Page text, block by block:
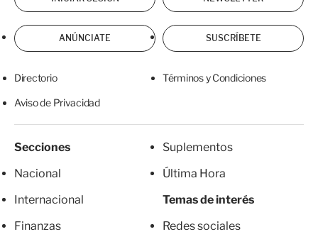
ANÚNCIATE SUSCRÍBETE
Directorio Términos y Condiciones
Aviso de Privacidad
Secciones
Nacional
Internacional
Finanzas
Suplementos
Última Hora
Temas de interés
Redes sociales